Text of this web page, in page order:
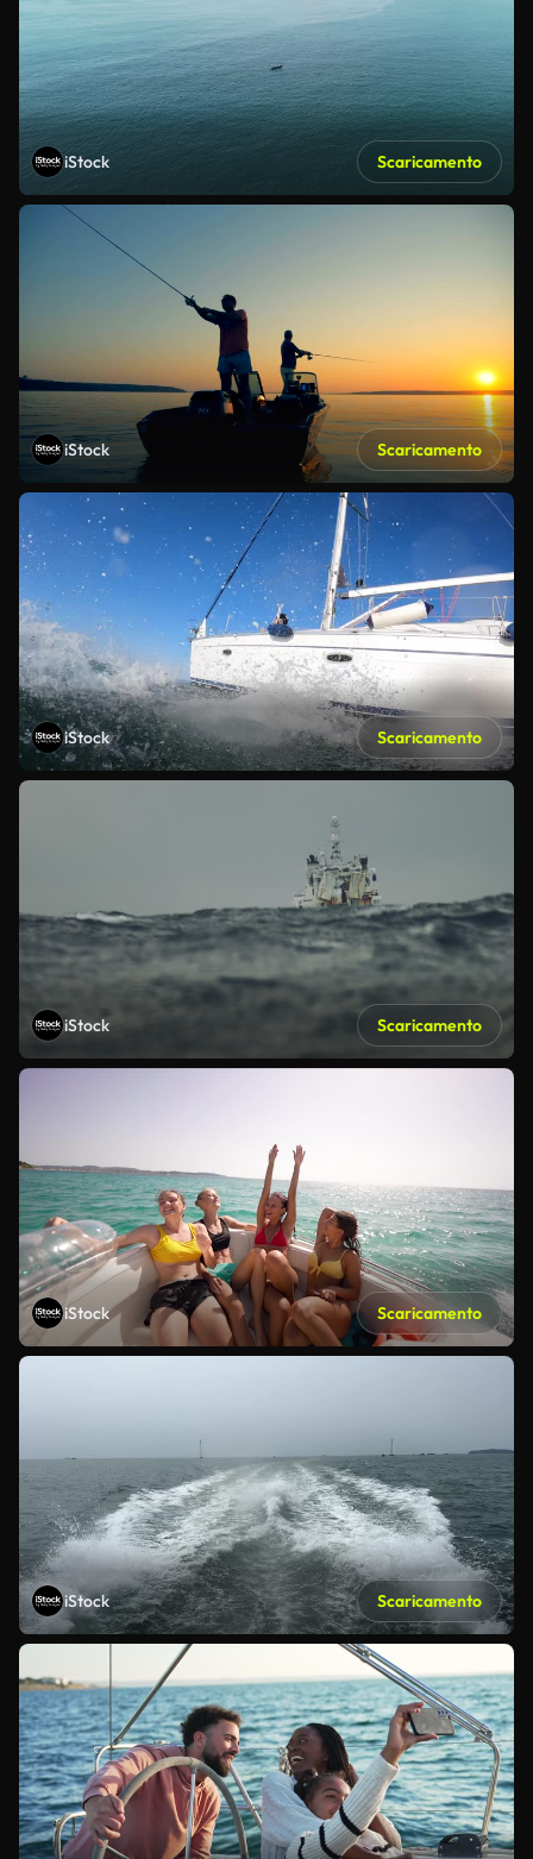
iStock Scaricamento
iStock Scaricamento
iStock Scaricamento
iStock Scaricamento
iStock Scaricamento
iStock Scaricamento